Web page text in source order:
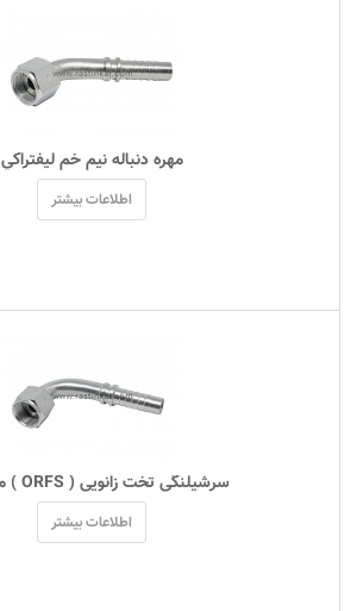
مهره دنباله نیم خم ليفتراکي
اطلاعات بیشتر
سرشیلنگی تخت زانویی ( ORFS ) مهره دار
اطلاعات بیشتر